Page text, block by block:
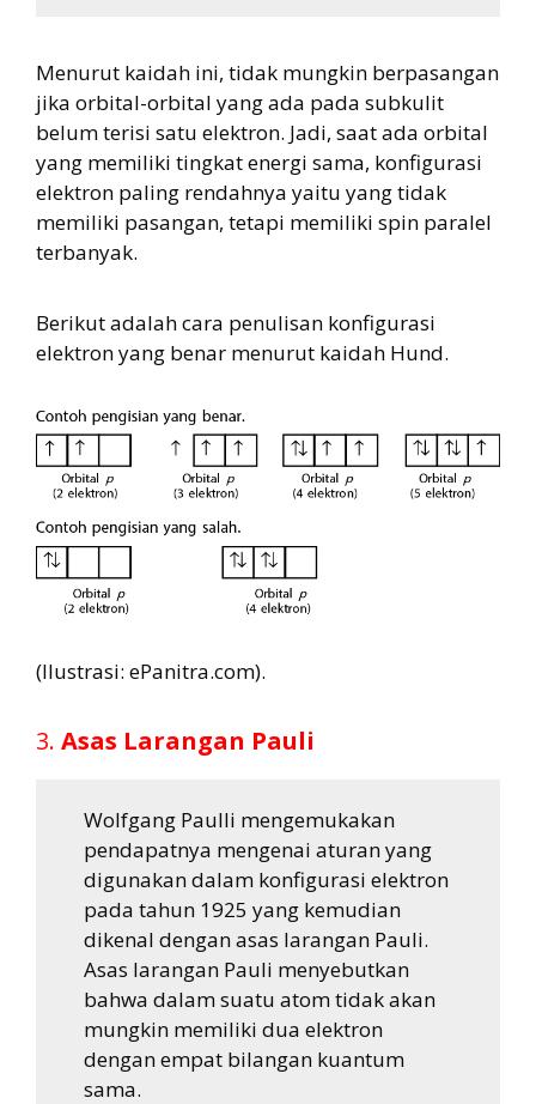
Menurut kaidah ini, tidak mungkin berpasangan
jika orbital-orbital yang ada pada subkulit
belum terisi satu elektron. Jadi, saat ada orbital
yang memiliki tingkat energi sama, konfigurasi
elektron paling rendahnya yaitu yang tidak
memiliki pasangan, tetapi memiliki spin paralel
terbanyak.
Berikut adalah cara penulisan konfigurasi
elektron yang benar menurut kaidah Hund.
(Ilustrasi: ePanitra.com).
3. Asas Larangan Pauli
Wolfgang Paulli mengemukakan
pendapatnya mengenai aturan yang
digunakan dalam konfigurasi elektron
pada tahun 1925 yang kemudian
dikenal dengan asas larangan Pauli.
Asas larangan Pauli menyebutkan
bahwa dalam suatu atom tidak akan
mungkin memiliki dua elektron
dengan empat bilangan kuantum
sama.